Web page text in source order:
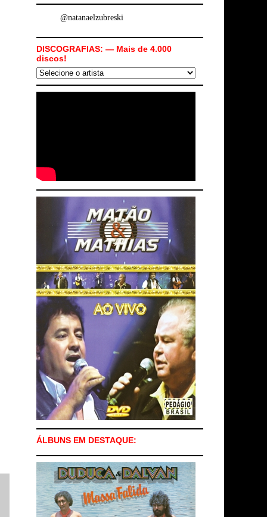
@natanaelzubreski
DISCOGRAFIAS: — Mais de 4.000
discos!
ÁLBUNS EM DESTAQUE: